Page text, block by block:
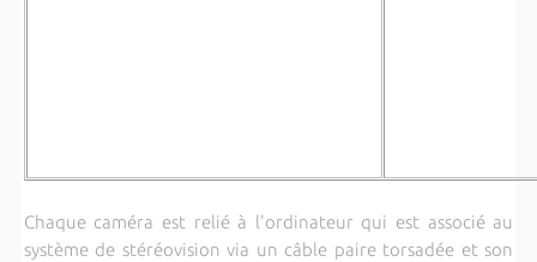
Chaque caméra est relié à l'ordinateur qui est associé au
système de stéréovision via un câble paire torsadée et son